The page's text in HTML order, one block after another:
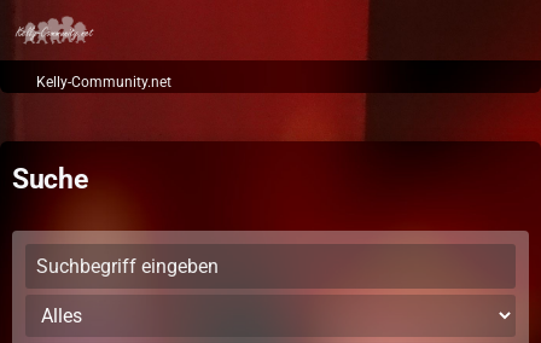
Kelly-Community.net
Suche